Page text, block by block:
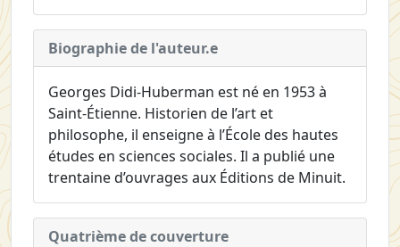
Biographie de l'auteur.e
Georges Didi-Huberman est né en 1953 à
Saint-Étienne. Historien de l’art et
philosophe, il enseigne à l’École des hautes
études en sciences sociales. Il a publié une
trentaine d’ouvrages aux Éditions de Minuit.
Quatrième de couverture